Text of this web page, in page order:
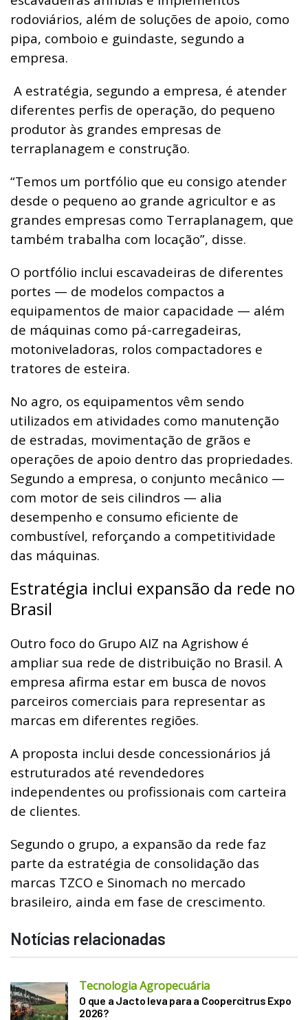
rodoviários, além de soluções de apoio, como
pipa, comboio e guindaste, segundo a
empresa.
A estratégia, segundo a empresa, é atender
diferentes perfis de operação, do pequeno
produtor às grandes empresas de
terraplanagem e construção.
“Temos um portfólio que eu consigo atender
desde o pequeno ao grande agricultor e as
grandes empresas como Terraplanagem, que
também trabalha com locação”, disse.
O portfólio inclui escavadeiras de diferentes
portes — de modelos compactos a
equipamentos de maior capacidade — além
de máquinas como pá-carregadeiras,
motoniveladoras, rolos compactadores e
tratores de esteira.
No agro, os equipamentos vêm sendo
utilizados em atividades como manutenção
de estradas, movimentação de grãos e
operações de apoio dentro das propriedades.
Segundo a empresa, o conjunto mecânico —
com motor de seis cilindros — alia
desempenho e consumo eficiente de
combustível, reforçando a competitividade
das máquinas.
Estratégia inclui expansão da rede no
Brasil
Outro foco do Grupo AIZ na Agrishow é
ampliar sua rede de distribuição no Brasil. A
empresa afirma estar em busca de novos
parceiros comerciais para representar as
marcas em diferentes regiões.
A proposta inclui desde concessionários já
estruturados até revendedores
independentes ou profissionais com carteira
de clientes.
Segundo o grupo, a expansão da rede faz
parte da estratégia de consolidação das
marcas TZCO e Sinomach no mercado
brasileiro, ainda em fase de crescimento.
Notícias relacionadas
Tecnologia Agropecuária
O que a Jacto leva para a Coopercitrus Expo
2026?